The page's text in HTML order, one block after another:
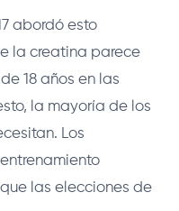
abordó esto
la creatina parece
18 años en las
la mayoría de los
Los
las elecciones de